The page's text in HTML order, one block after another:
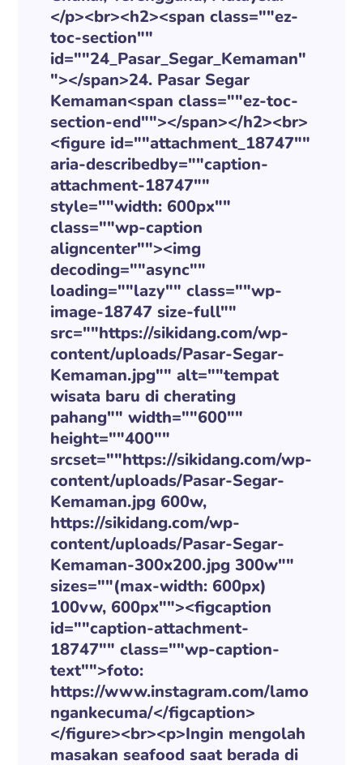
</p><br><h2><span class=""ez-
toc-section""
id=""24_Pasar_Segar_Kemaman"
"></span>24. Pasar Segar
Kemaman<span class=""ez-toc-
section-end""></span></h2><br>
<figure id=""attachment_18747""
aria-describedby=""caption-
attachment-18747""
style=""width: 600px""
class=""wp-caption
aligncenter""><img
decoding=""async""
loading=""lazy"" class=""wp-
image-18747 size-full""
src=""https://sikidang.com/wp-
content/uploads/Pasar-Segar-
Kemaman.jpg"" alt=""tempat
wisata baru di cherating
pahang"" width=""600""
height=""400""
srcset=""https://sikidang.com/wp-
content/uploads/Pasar-Segar-
Kemaman.jpg 600w,
https://sikidang.com/wp-
content/uploads/Pasar-Segar-
Kemaman-300x200.jpg 300w""
sizes=""(max-width: 600px)
100vw, 600px""><figcaption
id=""caption-attachment-
18747"" class=""wp-caption-
text"">foto:
https://www.instagram.com/lamo
ngankecuma/</figcaption>
</figure><br><p>Ingin mengolah
masakan seafood saat berada di